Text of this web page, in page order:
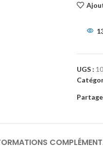
UGS :